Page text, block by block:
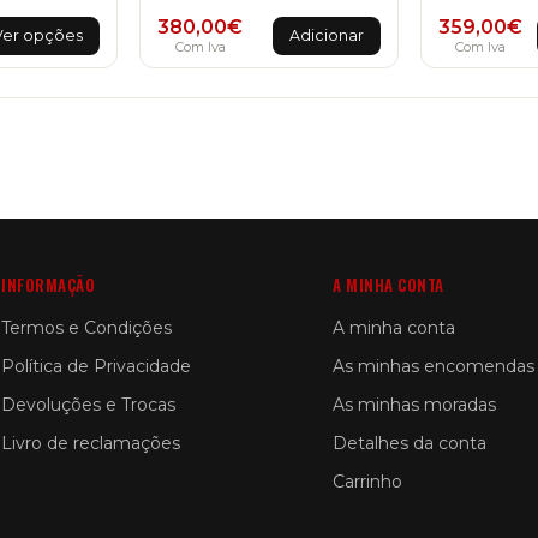
opções 380,00€
Com Iva
Adicionar 359,00€
Com Iva
INFORMAÇÃO
Termos e Condições
Política de Privacidade
Devoluções e Trocas
Livro de reclamações
A MINHA CONTA
A minha conta
As minhas encomendas
As minhas moradas
Detalhes da conta
Carrinho